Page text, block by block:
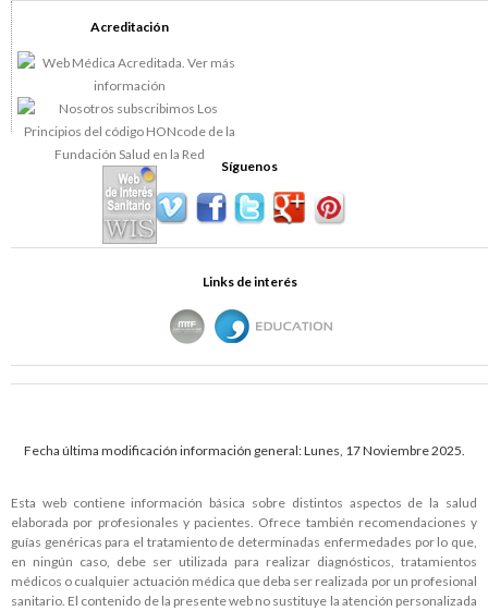
Acreditación
Síguenos
Links de interés
Fecha última modificación información general: Lunes, 17 Noviembre 2025.
Esta web contiene información básica sobre distintos aspectos de la salud
elaborada por profesionales y pacientes. Ofrece también recomendaciones y
guías genéricas para el tratamiento de determinadas enfermedades por lo que,
en ningún caso, debe ser utilizada para realizar diagnósticos, tratamientos
médicos o cualquier actuación médica que deba ser realizada por un profesional
sanitario. El contenido de la presente web no sustituye la atención personalizada